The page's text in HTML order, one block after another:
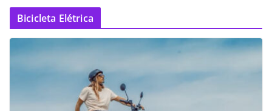
Bicicleta Elétrica